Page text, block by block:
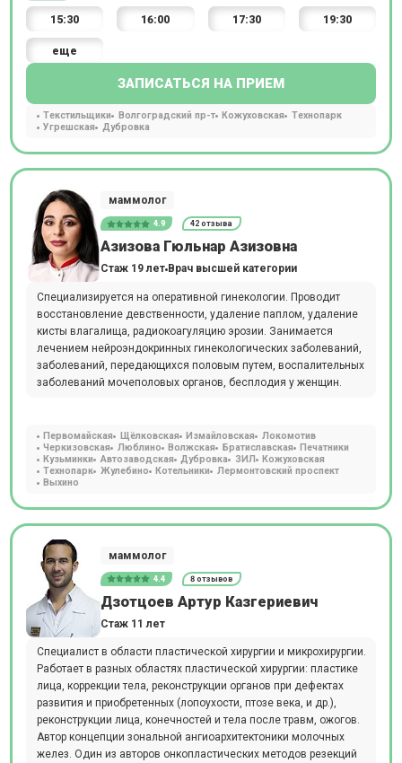
15:30 16:00 17:30 19:30
еще
ЗАПИСАТЬСЯ НА ПРИЕМ
Текстильщики Волгоградский пр-т Кожуховская
Технопарк
Угрешская
Дубровка
маммолог
4.9 42 отзыва
Азизова Гюльнар Азизовна
Стаж 19 лет Врач высшей категории
Специализируется на оперативной гинекологии. Проводит
восстановление девственности, удаление паплом, удаление
кисты влагалища, радиокоагуляцию эрозии. Занимается
лечением нейроэндокринных гинекологических заболеваний,
заболеваний, передающихся половым путем, воспалительных
заболеваний мочеполовых органов, бесплодия у женщин.
Первомайская Щёлковская Измайловская
Локомотив
Черкизовская
Люблино Волжская Братиславская
Печатники
Кузьминки
Автозаводская Дубровка ЗИЛ
Кожуховская
Технопарк
Жулебино Котельники
Лермонтовский проспект
Выхино
маммолог
4.4 8 отзывов
Дзотцоев Артур Казгериевич
Стаж 11 лет
Специалист в области пластической хирургии и микрохирургии.
Работает в разных областях пластической хирургии: пластике
лица, коррекции тела, реконструкции органов при дефектах
развития и приобретенных (лопоухости, птозе века, и др.),
реконструкции лица, конечностей и тела после травм, ожогов.
Автор концепции зональной ангиоархитектоники молочных
желез. Один из авторов онкопластических методов резекций